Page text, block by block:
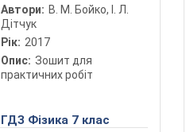
Автори: В. М. Бойко, І. Л.
Дітчук
Рік: 2017
Опис: Зошит для
практичних робіт
ГДЗ Фізика 7 клас